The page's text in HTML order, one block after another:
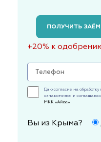
ПОЛУЧИТЬ ЗАЁМ
+20% к
Даю согласие на
ознакомился и
МКК «Айва»
Вы из Крыма?